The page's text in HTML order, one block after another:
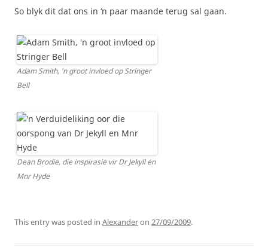
So blyk dit dat ons in ‘n paar maande terug sal gaan.
Adam Smith, 'n groot invloed op Stringer
Bell
Dean Brodie, die inspirasie vir Dr Jekyll en
Mnr Hyde
This entry was posted in Alexanderon 27/09/2009.